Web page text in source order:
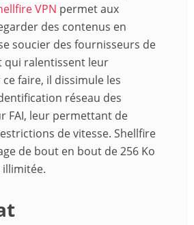
VPN permet aux
des contenus en
soucier des fournisseurs de
qui ralentissent leur
faire, il dissimule les
réseau des
FAI, leur permettant de
de vitesse. Shellfire
de bout en bout de 256 Ko
illimitée.